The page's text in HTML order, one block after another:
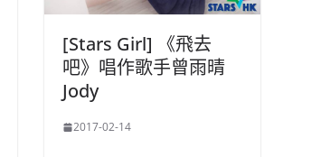
[Stars Girl] 《飛去
吧》唱作歌手曾雨晴
Jody
2017-02-14